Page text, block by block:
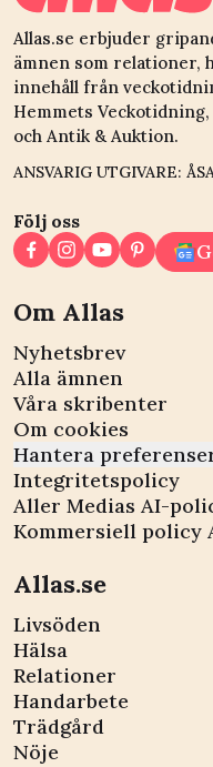
Allas.se erbjuder
ämnen som relationer,
innehåll från
Hemmets
och Antik & Auktion.
ANSVARIG UTGIVARE:
Följ oss
Om Allas
Nyhetsbrev
Alla ämnen
Våra skribenter
Om cookies
Hantera
Integritetspolicy
Aller Medias AI-
Kommersiell policy
Allas.se
Livsöden
Hälsa
Relationer
Handarbete
Trädgård
Nöje